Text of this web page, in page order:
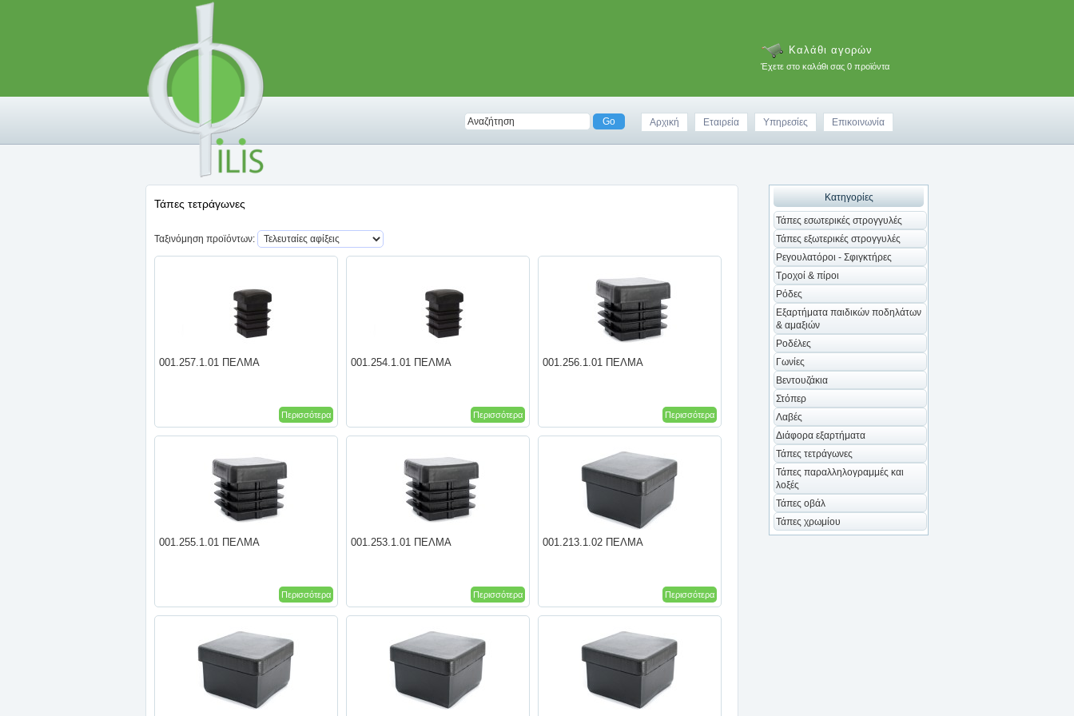
Καλάθι αγορών
Έχετε στο καλάθι σας 0 προϊόντα
Αρχική Εταιρεία Υπηρεσίες Επικοινωνία
Κατηγορίες
Τάπες εσωτερικές στρογγυλές
Τάπες εξωτερικές στρογγυλές
Ρεγουλατόροι - Σφιγκτήρες
Τροχοί & πίροι
Ρόδες
Εξαρτήματα παιδικών ποδηλάτων
& αμαξιών
Ροδέλες
Γωνίες
Βεντουζάκια
Στόπερ
Λαβές
Διάφορα εξαρτήματα
Τάπες τετράγωνες
Τάπες παραλληλογραμμές και
λοξές
Τάπες οβάλ
Τάπες χρωμίου
Τάπες τετράγωνες
Ταξινόμηση προϊόντων:
001.257.1.01 ΠΕΛΜΑ
Περισσότερα
001.254.1.01 ΠΕΛΜΑ
Περισσότερα
001.256.1.01 ΠΕΛΜΑ
Περισσότερα
001.255.1.01 ΠΕΛΜΑ
Περισσότερα
001.253.1.01 ΠΕΛΜΑ
Περισσότερα
001.213.1.02 ΠΕΛΜΑ
Περισσότερα